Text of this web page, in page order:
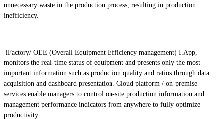
unnecessary waste in the production process, resulting in production
inefficiency.
iFactory/ OEE (Overall Equipment Efficiency management) I.App,
monitors the real-time status of equipment and presents only the most
important information such as production quality and ratios through data
acquisition and dashboard presentation. Cloud platform / on-premise
services enable managers to control on-site production information and
management performance indicators from anywhere to fully optimize
productivity.